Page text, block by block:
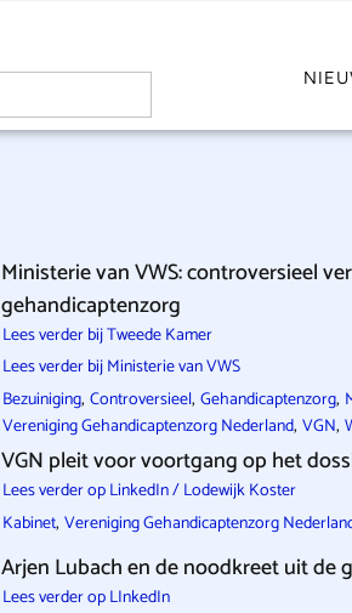
Ministerie van VWS: controversieel
gehandicaptenzorg
Lees verder bij Tweede Kamer
Lees verder bij Ministerie van VWS
Bezuiniging, Controversieel, Gehandicaptenzorg,
Vereniging Gehandicaptenzorg Nederland, VGN,
VGN pleit voor voortgang op het
Lees verder op LinkedIn / Lodewijk Koster
Kabinet, Vereniging Gehandicaptenzorg
Arjen Lubach en de noodkreet uit de
Lees verder op LInkedIn